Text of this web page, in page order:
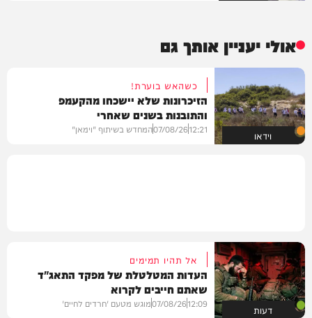
אולי יעניין אותך גם
וידאו
כשהאש בוערת!
הזיכרונות שלא יישכחו מהקעמפ
והתובנות בשנים שאחרי
12:21
07/08/26המחדש בשיתוף "וימאן"
דעות
אל תהיו תמימים
העדות המטלטלת של מפקד התאג"ד
שאתם חייבים לקרוא
12:09
07/08/26מוגש מטעם 'חרדים לחיים'